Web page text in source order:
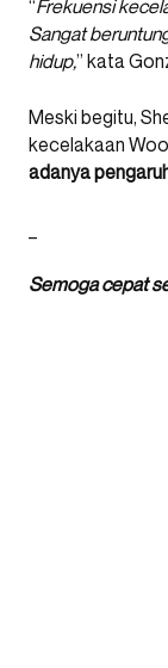
“Frekuensi
Sangat
hidup,” kata
Meski begitu,
kecelakaan
adanya
Semoga cepat